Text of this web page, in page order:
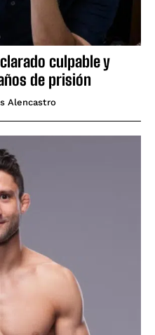
culpable y
de prisión
Alencastro